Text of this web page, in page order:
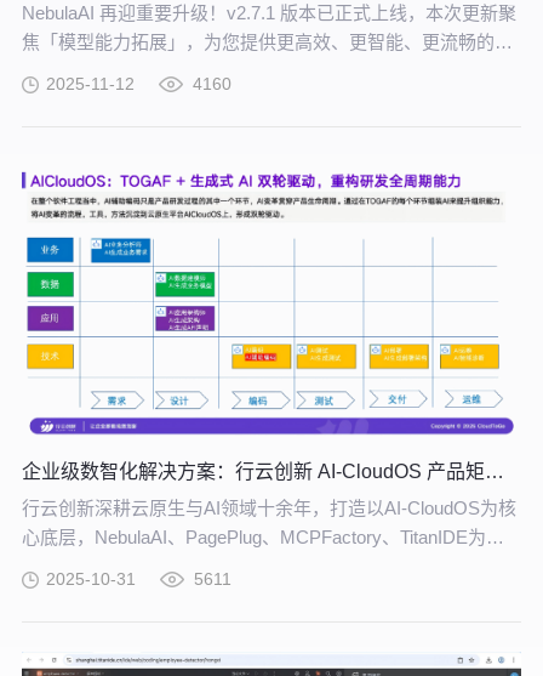
NebulaAI 再迎重要升级！v2.7.1 版本已正式上线，本次更新聚
焦「模型能力拓展」，为您提供更高效、更智能、更流畅的产
2025-11-12 4160
企业级数智化解决方案：行云创新 AI-CloudOS 产品矩阵引领转型价值落地
行云创新深耕云原生与AI领域十余年，打造以AI-CloudOS为核
心底层，NebulaAI、PagePlug、MCPFactory、TitanIDE为协
力调度 - 数据就绪 - 模型研发 - AI应用 - 治理运营” 全链路，助
支撑引擎。
2025-10-31 5611